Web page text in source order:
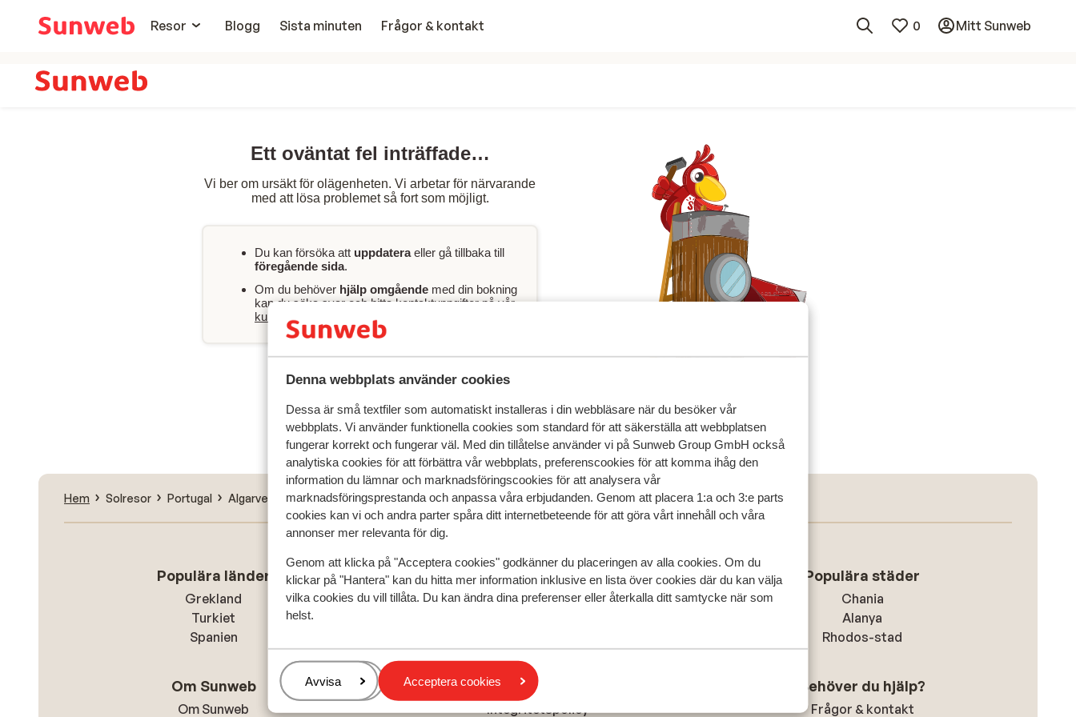
Denna webbplats använder cookies
Dessa är små textfiler som automatiskt installeras i din webbläsare när du besöker vår
webbplats. Vi använder funktionella cookies som standard för att säkerställa att webbplatsen
fungerar korrekt och fungerar väl. Med din tillåtelse använder vi på Sunweb Group GmbH också
analytiska cookies för att förbättra vår webbplats, preferenscookies för att komma ihåg den
information du lämnar och marknadsföringscookies för att analysera vår
marknadsföringsprestanda och anpassa våra erbjudanden. Genom att placera 1:a och 3:e parts
cookies kan vi och andra parter spåra ditt internetbeteende för att göra vårt innehåll och våra
annonser mer relevanta för dig.
Genom att klicka på "Acceptera cookies" godkänner du placeringen av alla cookies. Om du
klickar på "Hantera" kan du hitta mer information inklusive en lista över cookies där du kan välja
vilka cookies du vill tillåta. Du kan ändra dina preferenser eller återkalla ditt samtycke när som
helst.
Hantera
Avvisa Acceptera cookies
Resor
Blogg Sista minuten Frågor & kontakt 0 Mitt Sunweb
Ett oväntat fel inträffade…
Vi ber om ursäkt för olägenheten. Vi arbetar för närvarande
med att lösa problemet så fort som möjligt.
Du kan försöka att uppdateraeller gå tillbaka till
föregående sida.
Om du behöver hjälp omgående med din bokning
kan du söka svar och hitta kontaktuppgifter på vår
kundservicesida
Sök & boka
Hem Solresor Portugal Algarvekusten Albufeira Jupiter Albufeira Family & Fun
Populära länder
Grekland
Turkiet
Spanien
Populära regioner
Kreta
Populära städer
Chania
Alanya
Rhodos-stad
Om Sunweb
Om Sunweb
Integritetspolicy och cookies
Integritetspolicy
Behöver du hjälp?
Frågor & kontakt